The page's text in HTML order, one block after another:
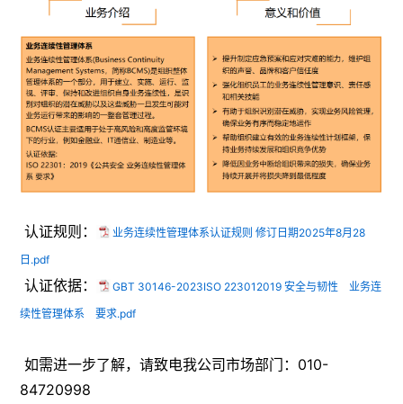
认证规则：
业务连续性管理体系认证规则 修订日期2025年8月28
日.pdf
认证依据：
GBT 30146-2023ISO 223012019 安全与韧性 业务连
续性管理体系 要求.pdf
如需进一步了解，请致电我公司市场部门：010-
84720998